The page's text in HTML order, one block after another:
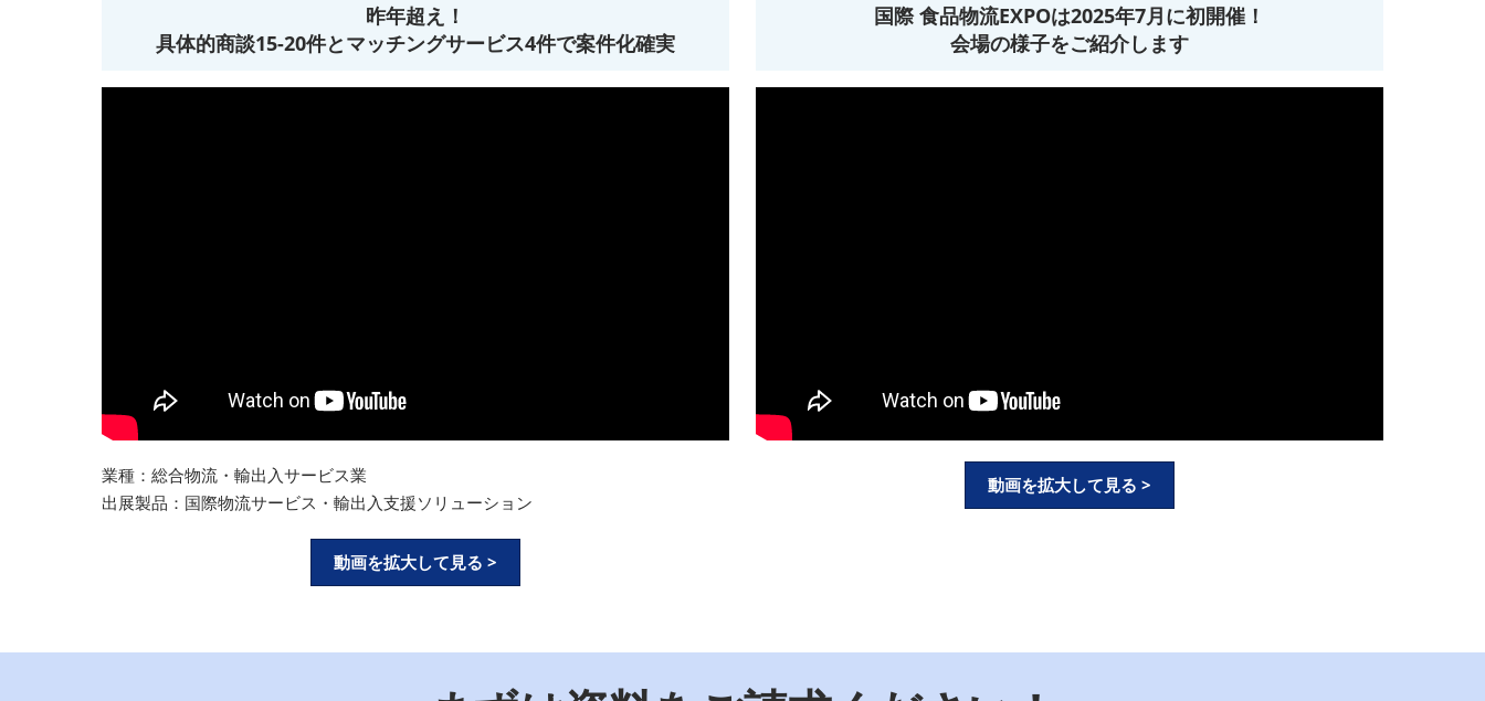
昨年超え！
具体的商談15-20件とマッチングサービス4件で案件化確実
業種：総合物流・輸出入サービス業
出展製品：国際物流サービス・輸出入支援ソリューション
動画を拡大して見る >
国際 食品物流EXPOは2025年7月に初開催！
会場の様子をご紹介します
動画を拡大して見る >